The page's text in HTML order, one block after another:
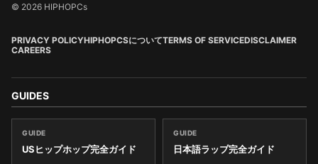
© 2026 HIPHOPCs
PRIVACY POLICYHIPHOPCSについてTERMS OF SERVICEDISCLAIMER
CAREERS
GUIDES
GUIDE
USヒップホップ完全ガイド
GUIDE
日本語ラップ完全ガイド